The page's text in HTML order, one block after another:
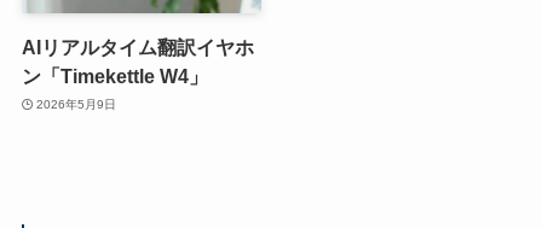
AIリアルタイム翻訳イヤホ
ン「Timekettle W4」
2026年5月9日